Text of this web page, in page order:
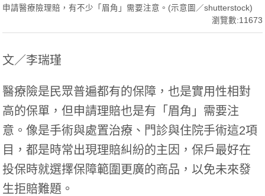
申請醫療險理賠，有不少「眉角」需要注意。(示意圖／shutterstock)
瀏覽數:11673
文／李瑞瑾
醫療險是民眾普遍都有的保障，也是實用性相對
高的保單，但申請理賠也是有「眉角」需要注
意。像是手術與處置治療、門診與住院手術這2項
目，都是時常出現理賠糾紛的主因，保戶最好在
投保時就選擇保障範圍更廣的商品，以免未來發
生拒賠難題。